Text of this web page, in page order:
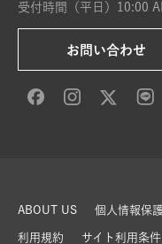
受付時間（平日）10:00
お問い合わせ
ABOUT US 個人情報保
利用規約 サイト利用条件